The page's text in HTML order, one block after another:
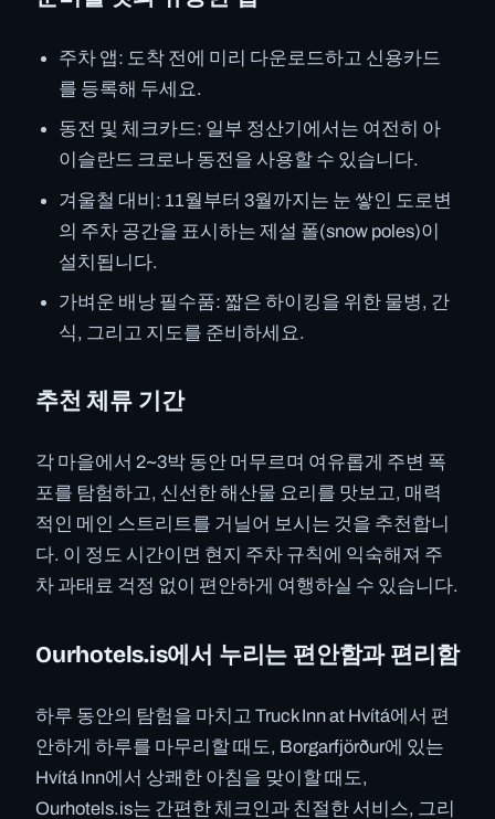
주차 앱: 도착 전에 미리 다운로드하고 신용카드
를 등록해 두세요.
동전 및 체크카드: 일부 정산기에서는 여전히 아
이슬란드 크로나 동전을 사용할 수 있습니다.
겨울철 대비: 11월부터 3월까지는 눈 쌓인 도로변
의 주차 공간을 표시하는 제설 폴(snow poles)이
설치됩니다.
가벼운 배낭 필수품: 짧은 하이킹을 위한 물병, 간
식, 그리고 지도를 준비하세요.
추천 체류 기간
각 마을에서 2~3박 동안 머무르며 여유롭게 주변 폭
포를 탐험하고, 신선한 해산물 요리를 맛보고, 매력
적인 메인 스트리트를 거닐어 보시는 것을 추천합니
다. 이 정도 시간이면 현지 주차 규칙에 익숙해져 주
차 과태료 걱정 없이 편안하게 여행하실 수 있습니다.
Ourhotels.is에서 누리는 편안함과 편리함
하루 동안의 탐험을 마치고 Truck Inn at Hvítá에서 편
안하게 하루를 마무리할 때도, Borgarfjörður에 있는
Hvítá Inn에서 상쾌한 아침을 맞이할 때도,
Ourhotels.is는 간편한 체크인과 친절한 서비스, 그리